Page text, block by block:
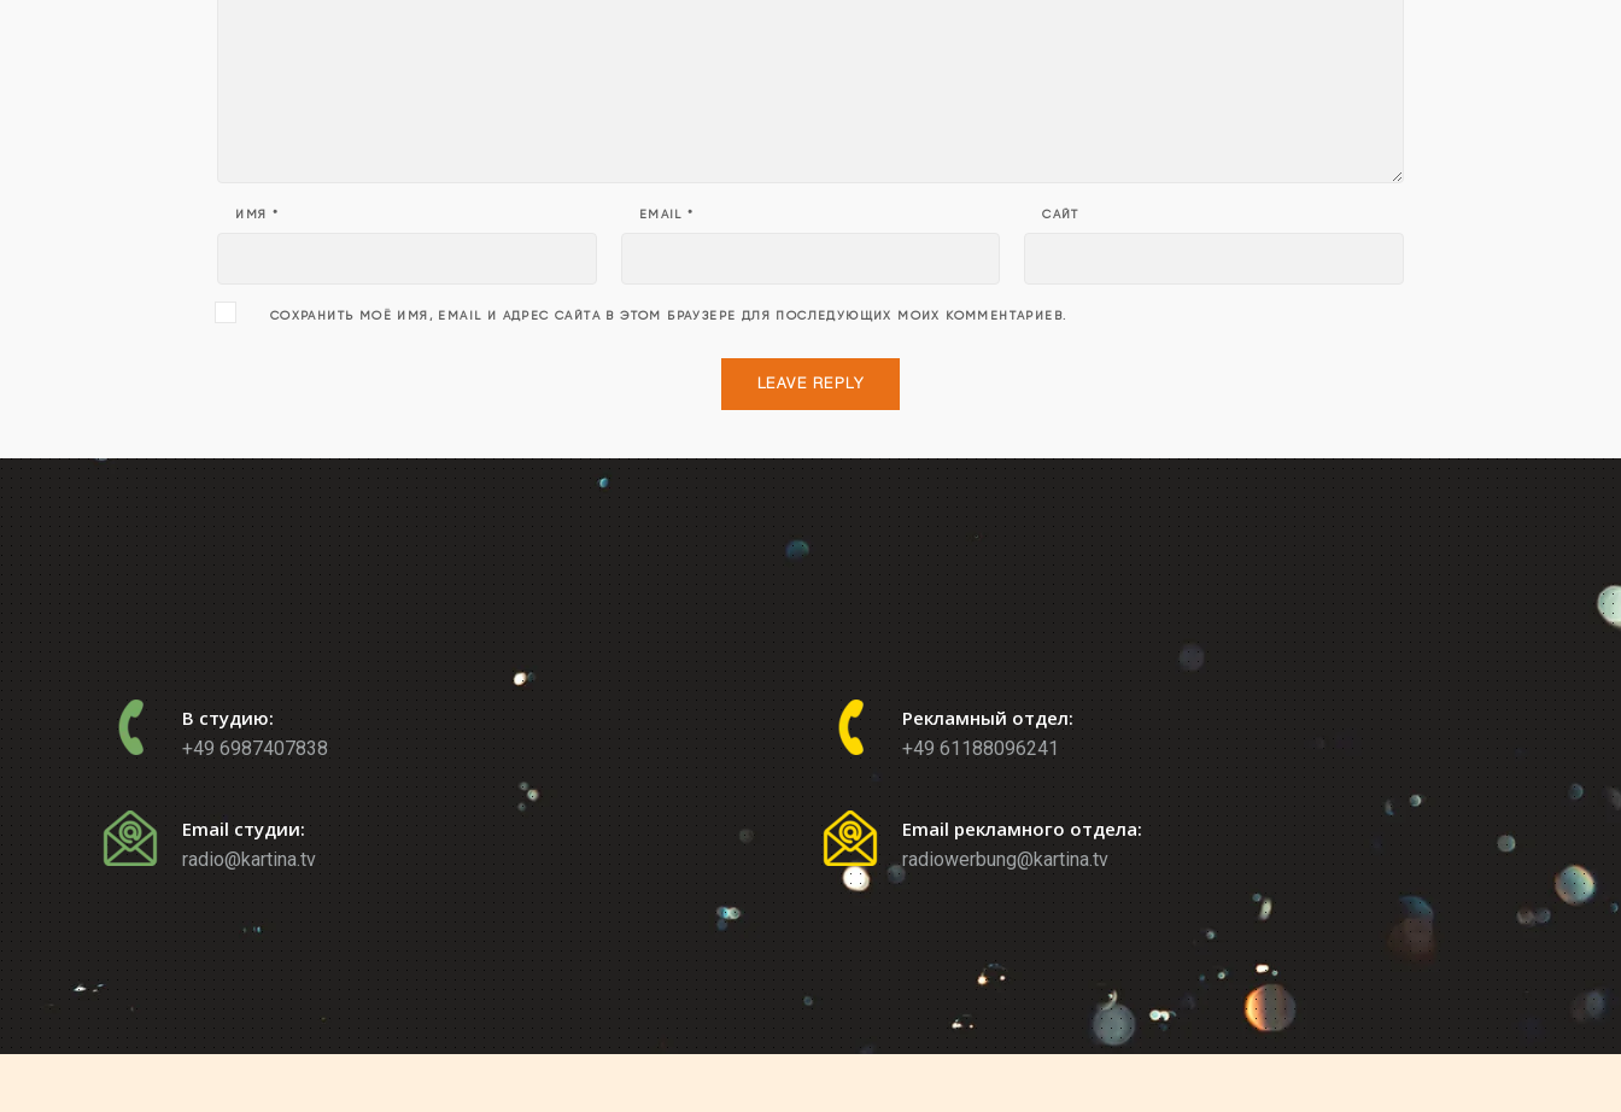
ИМЯ * EMAIL* САЙТ
СОХРАНИТЬ МОЁ ИМЯ, EMAIL И АДРЕС САЙТА В ЭТОМ БРАУЗЕРЕ ДЛЯ ПОСЛЕДУЮЩИХ МОИХ КОММЕНТАРИЕВ.
В студию:
+49 6987407838
Email студии:
radio@kartina.tv
Рекламный отдел:
+49 61188096241
Email рекламного отдела:
radiowerbung@kartina.tv